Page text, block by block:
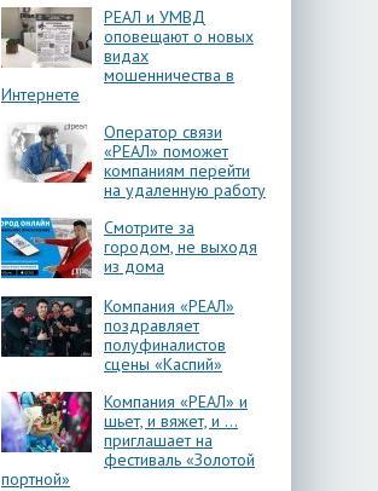
РЕАЛ и УМВД
оповещают о новых
видах
мошенничества в
Интернете
Оператор связи
«РЕАЛ» поможет
компаниям перейти
на удаленную работу
Смотрите за
городом, не выходя
из дома
Компания «РЕАЛ»
поздравляет
полуфиналистов
сцены «Каспий»
Компания «РЕАЛ» и
шьет, и вяжет, и …
приглашает на
фестиваль «Золотой
портной»